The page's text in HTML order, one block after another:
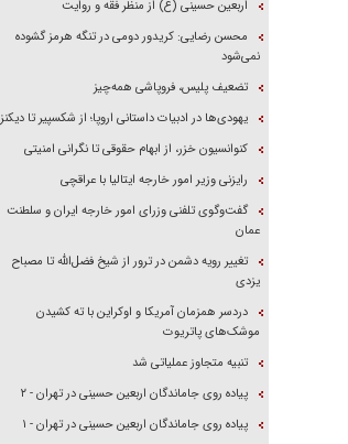
اربعین حسینی (ع) از منظر فقه و روایت
محسن رضایی: کریدور دومی در تنگه هرمز گشوده
نمی‌شود
تضعیف پلیس، فروپاشی همه‌چیز
یهودی‌ها در ادبیات داستانی اروپا؛ از شکسپیر تا دیکنز
کنوانسیون خزر، از ابهام حقوقی تا نگرانی امنیتی
رایزنی وزیر امور خارجه ایتالیا با عراقچی
گفت‌وگوی تلفنی وزرای امور خارجه ایران و سلطنت
عمان
تغییر رویه دشمن در ترور از شیخ فضل‌الله تا مصباح
یزدی
دردسر همزمان آمریکا و اوکراین با ته کشیدن
موشک‌های پاتریوت
تنبیه متجاوز عملیاتی شد
پیاده روی جاماندگان اربعین حسینی در تهران - ۲
پیاده روی جاماندگان اربعین حسینی در تهران - ۱